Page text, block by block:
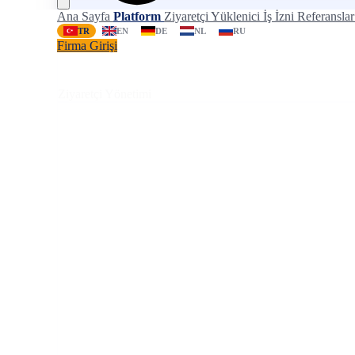
Ana Sayfa Platform Ziyaretçi Yüklenici İş İzni Referanslar
TR EN DE NL RU
Firma Girişi